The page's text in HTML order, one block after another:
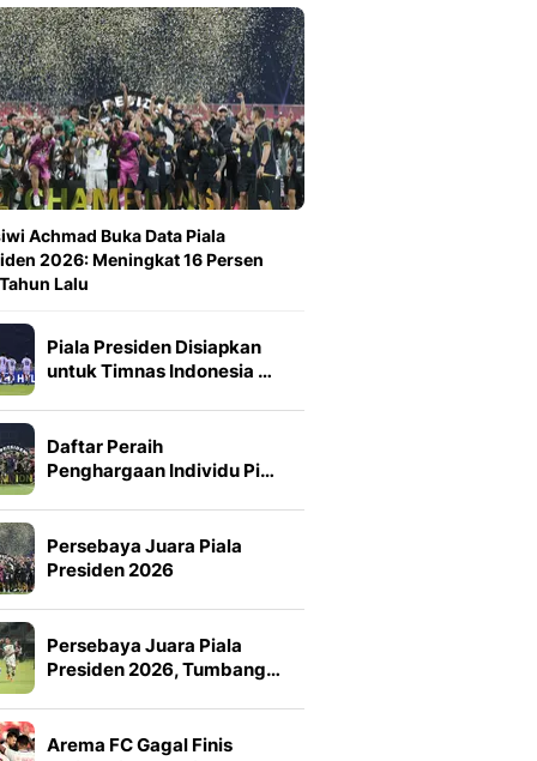
Achmad Buka Data Piala
2026: Meningkat 16 Persen
Lalu
Piala Presiden Disiapkan
untuk Timnas Indonesia …
Daftar Peraih
Penghargaan Individu Pi…
Persebaya Juara Piala
Presiden 2026
Persebaya Juara Piala
Presiden 2026, Tumbang…
Arema FC Gagal Finis